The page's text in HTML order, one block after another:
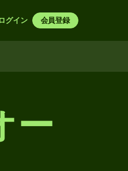
グイン 会員登録
ー